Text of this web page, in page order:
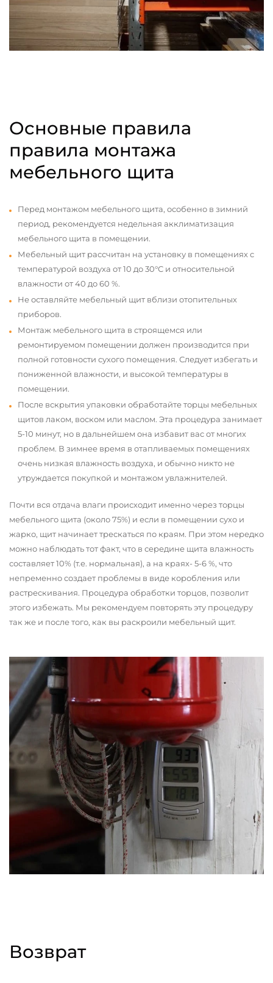
Основные правила
правила монтажа
мебельного щита
Перед монтажом мебельного щита, особенно в зимний
период, рекомендуется недельная акклиматизация
мебельного щита в помещении.
Мебельный щит рассчитан на установку в помещениях с
температурой воздуха от 10 до 30°С и относительной
влажности от 40 до 60 %.
Не оставляйте мебельный щит вблизи отопительных
приборов.
Монтаж мебельного щита в строящемся или
ремонтируемом помещении должен производится при
полной готовности сухого помещения. Следует избегать и
пониженной влажности, и высокой температуры в
помещении.
После вскрытия упаковки обработайте торцы мебельных
щитов лаком, воском или маслом. Эта процедура занимает
5-10 минут, но в дальнейшем она избавит вас от многих
проблем. В зимнее время в отапливаемых помещениях
очень низкая влажность воздуха, и обычно никто не
утруждается покупкой и монтажом увлажнителей.
Почти вся отдача влаги происходит именно через торцы
мебельного щита (около 75%) и если в помещении сухо и
жарко, щит начинает трескаться по краям. При этом нередко
можно наблюдать тот факт, что в середине щита влажность
составляет 10% (т.е. нормальная), а на краях- 5-6 %, что
непременно создает проблемы в виде коробления или
растрескивания. Процедура обработки торцов, позволит
этого избежать. Мы рекомендуем повторять эту процедуру
так же и после того, как вы раскроили мебельный щит.
Возврат